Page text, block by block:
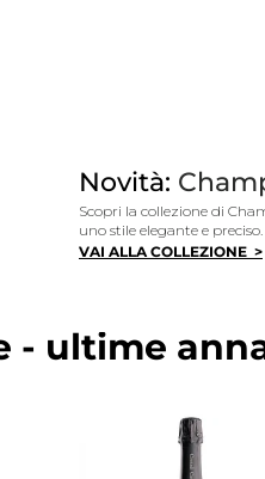
Novità:
Scopri la collezione di
uno stile elegante e preciso.
VAI ALLA COLLEZIONE >
- ultime